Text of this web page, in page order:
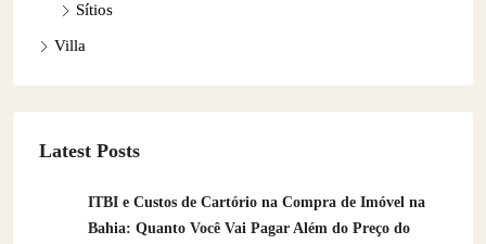
Sítios
Villa
Latest Posts
ITBI e Custos de Cartório na Compra de Imóvel na
Bahia: Quanto Você Vai Pagar Além do Preço do